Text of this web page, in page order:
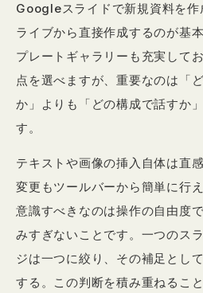
Googleスライドで新規資料を
ライブから直接作成するのが基
プレートギャラリーも充実して
点を選べますが、重要なのは「
か」よりも「どの構成で話すか
す。
テキストや画像の挿入自体は直
変更もツールバーから簡単に行
意識すべきなのは操作の自由度
みすぎないことです。一つのス
ジは一つに絞り、その補足とし
する。この判断を積み重ねるこ